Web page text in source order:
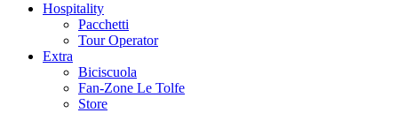
Hospitality
Pacchetti
Tour Operator
Extra
Biciscuola
Fan-Zone Le Tolfe
Store